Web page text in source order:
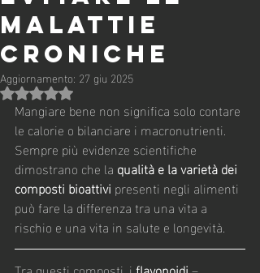
MALATTIE
CRONICHE
Aggiornamento: 27 giu 2025
Valutazione NaN stelle su 5.
Mangiare bene non significa solo contare
le calorie o bilanciare i macronutrienti.
Sempre più evidenze scientifiche
dimostrano che la qualità e la varietà dei
composti bioattivi presenti negli alimenti
può fare la differenza tra una vita a
rischio e una vita in salute e longevità.